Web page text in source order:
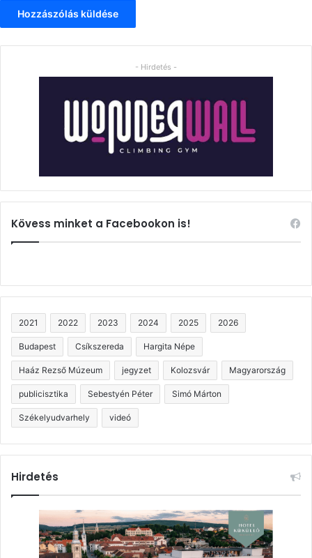
- Hirdetés -
Kövess minket a Facebookon is!
2021 2022 2023 2024 2025 2026
Budapest Csíkszereda Hargita Népe
Haáz Rezső Múzeum jegyzet Kolozsvár Magyarország
publicisztika Sebestyén Péter Simó Márton
Székelyudvarhely videó
Hirdetés